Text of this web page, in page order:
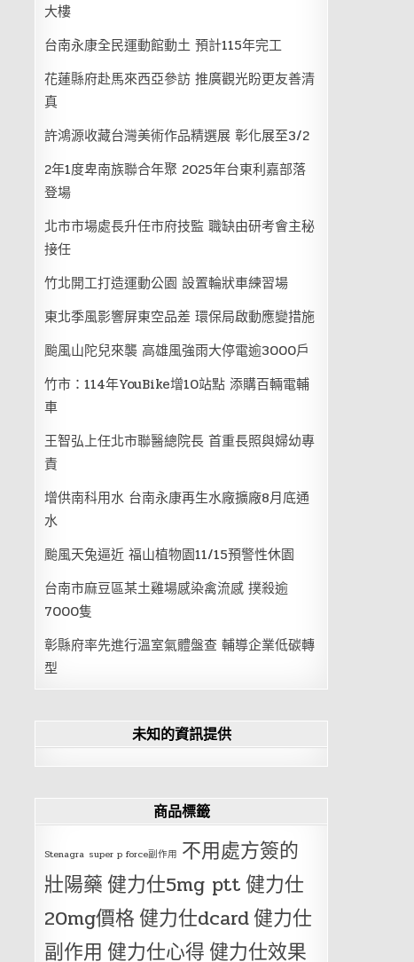
大樓
台南永康全民運動館動土 預計115年完工
花蓮縣府赴馬來西亞參訪 推廣觀光盼更友善清
真
許鴻源收藏台灣美術作品精選展 彰化展至3/2
2年1度卑南族聯合年聚 2025年台東利嘉部落
登場
北市市場處長升任市府技監 職缺由研考會主秘
接任
竹北開工打造運動公園 設置輪狀車練習場
東北季風影響屏東空品差 環保局啟動應變措施
颱風山陀兒來襲 高雄風強雨大停電逾3000戶
竹市：114年YouBike增10站點 添購百輛電輔
車
王智弘上任北市聯醫總院長 首重長照與婦幼專
責
增供南科用水 台南永康再生水廠擴廠8月底通
水
颱風天兔逼近 福山植物園11/15預警性休園
台南市麻豆區某土雞場感染禽流感 撲殺逾
7000隻
彰縣府率先進行溫室氣體盤查 輔導企業低碳轉
型
未知的資訊提供
商品標籤
Stenagra super p force副作用 不用處方簽的
壯陽藥健力仕5mg ptt健力仕
20mg價格健力仕dcard健力仕
副作用 健力仕心得健力仕效果